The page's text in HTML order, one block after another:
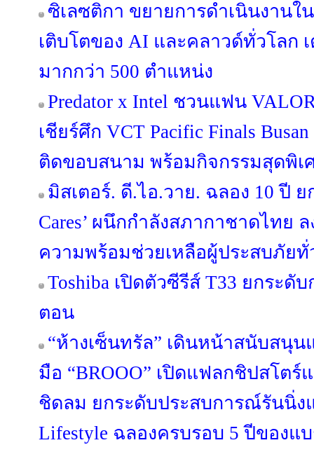
ซิเลซติกา ขยายการดำเนินงานใ
เติบโตของ AI และคลาวด์ทั่วโลก
มากกว่า 500 ตำแหน่ง
Predator x Intel ชวนแฟน
เชียร์ศึก VCT Pacific Finals
ติดขอบสนาม พร้อมกิจกรรมสุดพิเ
มิสเตอร์. ดี.ไอ.วาย. ฉลอง 10 ปี ย
Cares’ ผนึกกำลังสภากาชาดไทย
ความพร้อมช่วยเหลือผู้ประสบภัยทั่
Toshiba เปิดตัวซีรีส์ T33 ยกระดั
ตอน
“ห้างเซ็นทรัล” เดินหน้าสนับสนุ
มือ “BROOO” เปิดแฟลกชิปสโต
ชิดลม ยกระดับประสบการณ์รันนิ่ง
Lifestyle ฉลองครบรอบ 5 ปีของแ